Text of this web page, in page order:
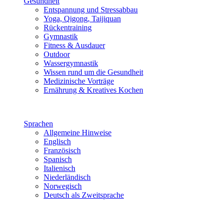
Entspannung und Stressabbau
Yoga, Qigong, Taijiquan
Rückentraining
Gymnastik
Fitness & Ausdauer
Outdoor
Wassergymnastik
Wissen rund um die Gesundheit
Medizinische Vorträge
Ernährung & Kreatives Kochen
Sprachen
Allgemeine Hinweise
Englisch
Französisch
Spanisch
Italienisch
Niederländisch
Norwegisch
Deutsch als Zweitsprache